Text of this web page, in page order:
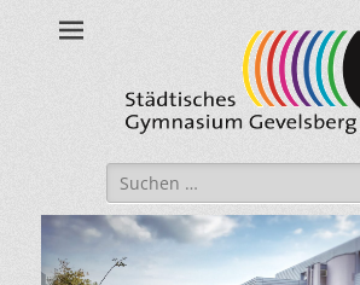
Suche
nach: